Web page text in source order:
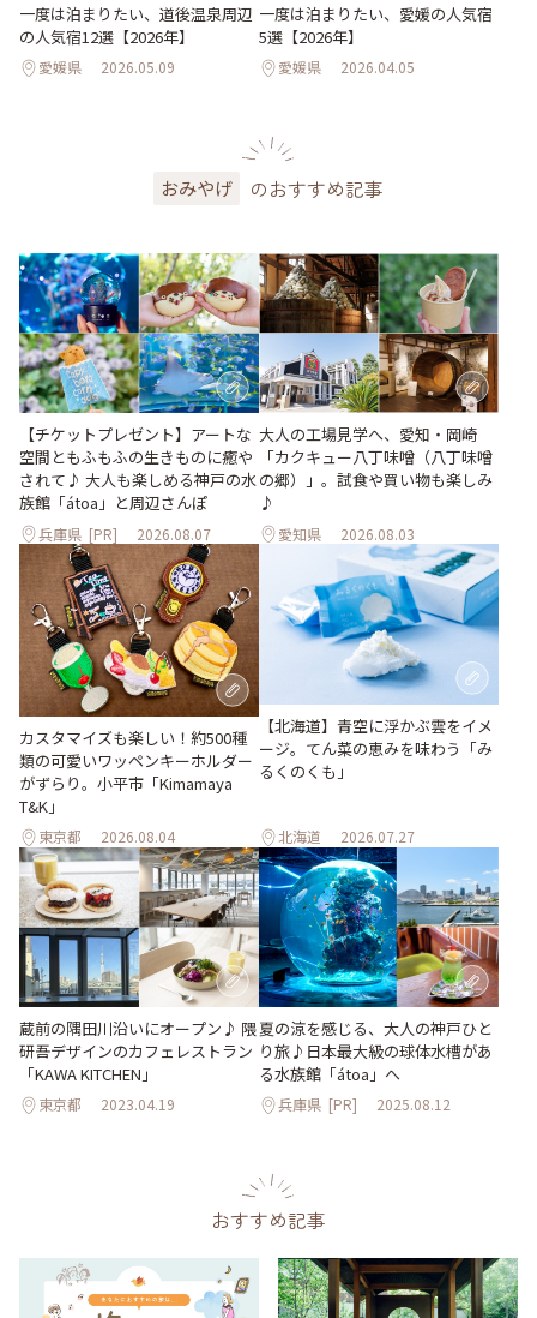
一度は泊まりたい、道後温泉周辺
の人気宿12選【2026年】
愛媛県 2026.05.09
一度は泊まりたい、愛媛の人気宿
5選【2026年】
愛媛県 2026.04.05
おみやげ のおすすめ記事
【チケットプレゼント】アートな
空間ともふもふの生きものに癒や
されて♪ 大人も楽しめる神戸の水
族館「átoa」と周辺さんぽ
兵庫県 [PR] 2026.08.07
大人の工場見学へ、愛知・岡崎
「カクキュー八丁味噌（八丁味噌
の郷）」。試食や買い物も楽しみ
♪
愛知県 2026.08.03
カスタマイズも楽しい！約500種
類の可愛いワッペンキーホルダー
がずらり。小平市「Kimamaya
T&K」
東京都 2026.08.04
【北海道】青空に浮かぶ雲をイメ
ージ。てん菜の恵みを味わう「み
るくのくも」
北海道 2026.07.27
蔵前の隅田川沿いにオープン♪ 隈
研吾デザインのカフェレストラン
「KAWA KITCHEN」
東京都 2023.04.19
夏の涼を感じる、大人の神戸ひと
り旅♪日本最大級の球体水槽があ
る水族館「átoa」へ
兵庫県 [PR] 2025.08.12
おすすめ記事